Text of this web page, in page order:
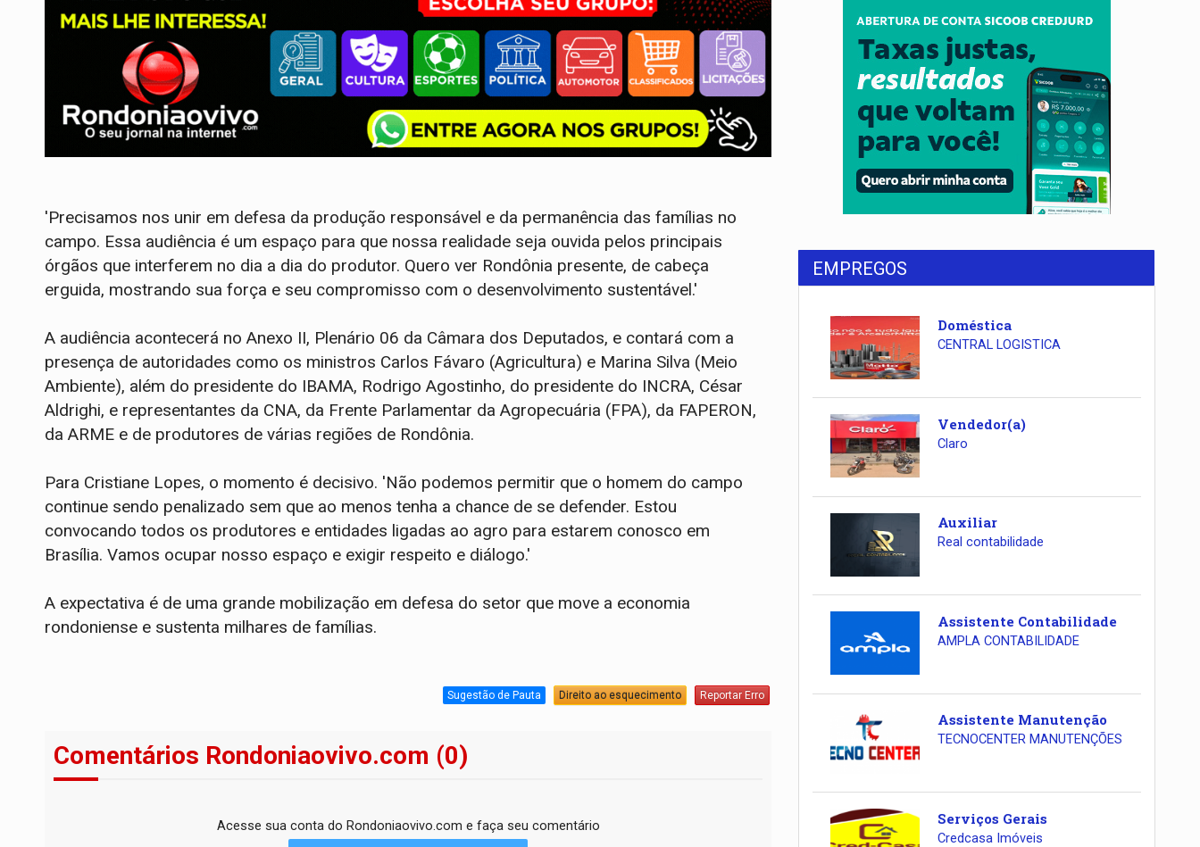
'Precisamos nos unir em defesa da produção responsável e da permanência das famílias no
campo. Essa audiência é um espaço para que nossa realidade seja ouvida pelos principais
órgãos que interferem no dia a dia do produtor. Quero ver Rondônia presente, de cabeça
erguida, mostrando sua força e seu compromisso com o desenvolvimento sustentável.'
A audiência acontecerá no Anexo II, Plenário 06 da Câmara dos Deputados, e contará com a
presença de autoridades como os ministros Carlos Fávaro (Agricultura) e Marina Silva (Meio
Ambiente), além do presidente do IBAMA, Rodrigo Agostinho, do presidente do INCRA, César
Aldrighi, e representantes da CNA, da Frente Parlamentar da Agropecuária (FPA), da FAPERON,
da ARME e de produtores de várias regiões de Rondônia.
Para Cristiane Lopes, o momento é decisivo. 'Não podemos permitir que o homem do campo
continue sendo penalizado sem que ao menos tenha a chance de se defender. Estou
convocando todos os produtores e entidades ligadas ao agro para estarem conosco em
Brasília. Vamos ocupar nosso espaço e exigir respeito e diálogo.'
A expectativa é de uma grande mobilização em defesa do setor que move a economia
rondoniense e sustenta milhares de famílias.
Sugestão de Pauta Direito ao esquecimento Reportar Erro
Comentários Rondoniaovivo.com (0)
Acesse sua conta do Rondoniaovivo.com e faça seu comentário
EMPREGOS
Doméstica
CENTRAL LOGISTICA
Vendedor(a)
Claro
Auxiliar
Real contabilidade
Assistente Contabilidade
AMPLA CONTABILIDADE
Assistente Manutenção
TECNOCENTER MANUTENÇÕES
Serviços Gerais
Credcasa Imóveis